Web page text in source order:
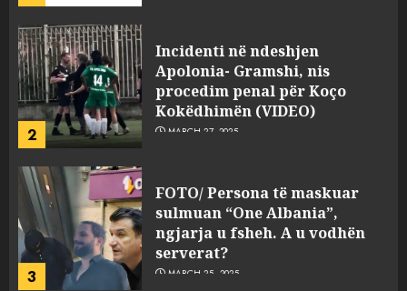
3
FOTO/ Persona të maskuar
sulmuan “One Albania”,
ngjarja u fsheh. A u vodhën
serverat?
MARCH 25, 2025
4
Prokuroria jep pretencën, ja
çfarë dënimi kërkon për
Mariela dhe Antonela
Berishën
MARCH 25, 2025